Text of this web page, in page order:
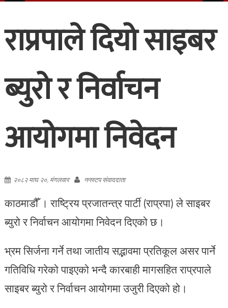
राप्रपाले दियो साइबर
ब्युरो र निर्वाचन
आयोगमा निवेदन
२०८२ माघ २०, मंगलवार ननस्टप संवाददाता
काठमाडौँ । राष्ट्रिय प्रजातन्त्र पार्टी (राप्रपा) ले साइबर
ब्युरो र निर्वाचन आयोगमा निवेदन दिएको छ।
भ्रम सिर्जना गर्ने तथा जातीय सद्भावमा प्रतिकूल असर पार्ने
गतिविधि गरेको पाइएको भन्दै कारबाही मागसहित राप्रपाले
साइबर ब्युरो र निर्वाचन आयोगमा उजुरी दिएको हो।